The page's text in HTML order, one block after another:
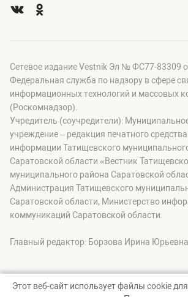
Сетевое издание Vestnik Эл № ФС77-83309
Федеральная служба по надзору в сфере
информационных технологий и массовых
(Роскомнадзор).
Учредитель (соучредители):
учреждение – редакция печатного
информации Татищевского
Саратовской области «Вестник
муниципального района Саратовской
Администрация Татищевского
Саратовской области, Министерство
коммуникаций Саратовской области.
Главный редактор: Борзова Ирина Юрьевна
Этот веб-сайт использует файлы cookie